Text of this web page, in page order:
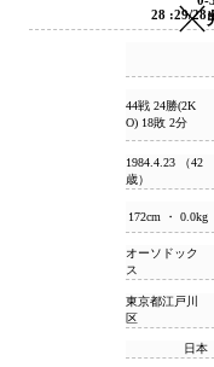
28 :29/
44戦 24勝(2K
O) 18敗 2分
1984.4.23 （42
歳）
172cm ・ 0.0kg
オーソドック
ス
東京都江戸川
区
日本